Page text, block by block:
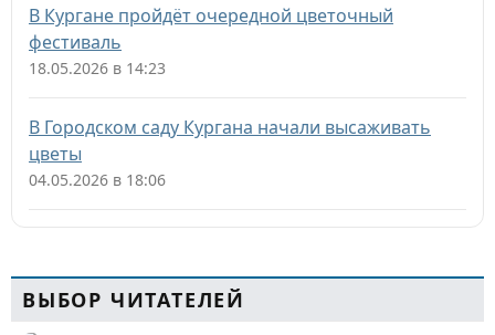
В Кургане пройдёт очередной цветочный
фестиваль
18.05.2026 в 14:23
В Городском саду Кургана начали высаживать
цветы
04.05.2026 в 18:06
ВЫБОР ЧИТАТЕЛЕЙ